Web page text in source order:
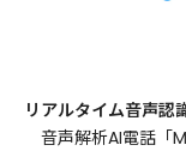
リアルタイム音声認
音声解析AI電話「